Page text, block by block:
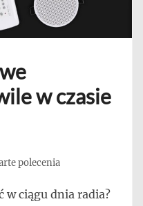
w czasie
polecenia
w ciągu dnia radia?